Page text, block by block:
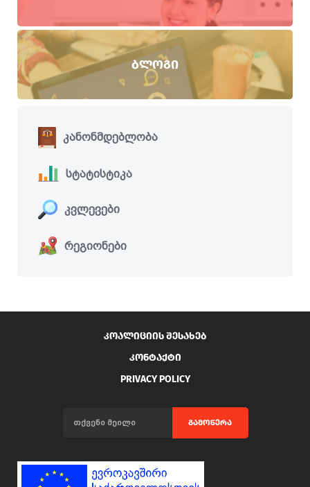
ᲑᲚᲝᲒᲘ
კანონმდებლობა
სტატისტიკა
კვლევები
რეგიონები
ᲙᲝᲐᲚᲘᲪᲘᲘᲡ ᲨᲔᲡᲐᲮᲔᲑ
ᲙᲝᲜᲢᲐᲥᲢᲘ
PRIVACY POLICY
ᲒᲐᲛᲝᲬᲔᲠᲐ